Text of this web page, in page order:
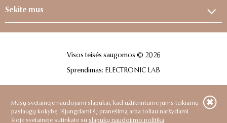
Mūsų svetainėje naudojami slapukai, kad užtikrintume jums teikiamų
paslaugų kokybę. Išjungdami šį pranešimą arba toliau naršydami
šioje svetainėje sutinkate su slapukų naudojimo politika.
Sekite mus
Visos teisės saugomos © 2026
Sprendimas: ELECTRONIC LAB